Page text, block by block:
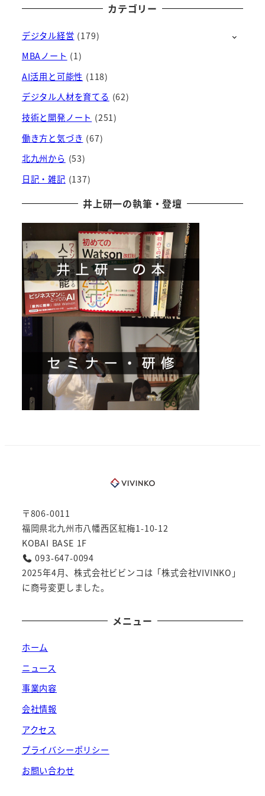
ー
イ
ブ
カテゴリー
デジタル経営 (179)
MBAノート (1)
AI活用と可能性 (118)
デジタル人材を育てる (62)
技術と開発ノート (251)
働き方と気づき (67)
北九州から (53)
日記・雑記 (137)
井上研一の執筆・登壇
〒806-0011
福岡県北九州市八幡西区紅梅1-10-12
KOBAI BASE 1F
093-647-0094
2025年4月、株式会社ビビンコは「株式会社VIVINKO」
に商号変更しました。
メニュー
ホーム
ニュース
事業内容
会社情報
アクセス
プライバシーポリシー
お問い合わせ